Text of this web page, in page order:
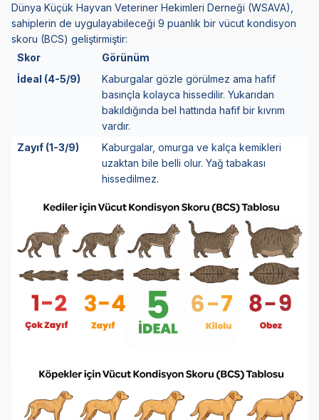
Dünya Küçük Hayvan Veteriner Hekimleri Derneği (WSAVA),
sahiplerin de uygulayabileceği 9 puanlık bir vücut kondisyon
skoru (BCS) geliştirmiştir:
Skor
Görünüm
İdeal (4-5/9)
Kaburgalar gözle görülmez ama hafif
basınçla kolayca hissedilir. Yukarıdan
bakıldığında bel hattında hafif bir kıvrım
vardır.
Zayıf (1-3/9)
Kaburgalar, omurga ve kalça kemikleri
uzaktan bile belli olur. Yağ tabakası
hissedilmez.